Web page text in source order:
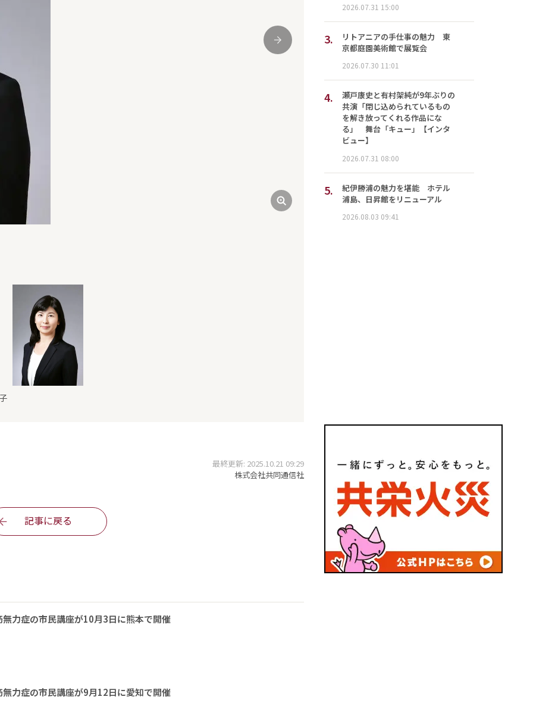
次
最終更新: 2025.10.21 09:29
株式会社共同通信社
記事に戻る
力症の市民講座が10月3日に熊本で開催
力症の市民講座が9月12日に愛知で開催
2026.07.31 15:00
3.
リトアニアの手仕事の魅力 東
京都庭園美術館で展覧会
2026.07.30 11:01
4.
瀬戸康史と有村架純が9年ぶりの
共演「閉じ込められているもの
を解き放ってくれる作品にな
る」 舞台「キュー」【インタ
ビュー】
2026.07.31 08:00
5.
紀伊勝浦の魅力を堪能 ホテル
浦島、日昇館をリニューアル
2026.08.03 09:41